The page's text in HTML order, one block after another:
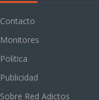
Contacto
Monitores
Politica
Publicidad
Sobre Red Adictos